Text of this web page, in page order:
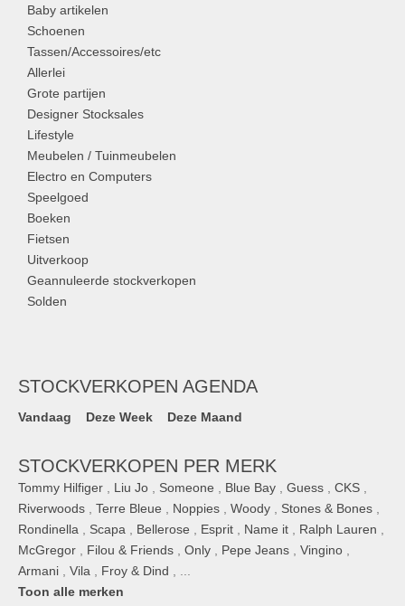
Baby artikelen
Schoenen
Tassen/Accessoires/etc
Allerlei
Grote partijen
Designer Stocksales
Lifestyle
Meubelen / Tuinmeubelen
Electro en Computers
Speelgoed
Boeken
Fietsen
Uitverkoop
Geannuleerde stockverkopen
Solden
STOCKVERKOPEN AGENDA
Vandaag Deze Week Deze Maand
STOCKVERKOPEN PER MERK
Tommy Hilfiger Liu Jo Someone Blue Bay Guess CKS
Riverwoods
Terre Bleue Noppies Woody Stones & Bones
Rondinella
Scapa Bellerose Esprit Name it Ralph Lauren
McGregor
Filou & Friends Only Pepe Jeans Vingino
Armani
Vila Froy & Dind
Toon alle merken